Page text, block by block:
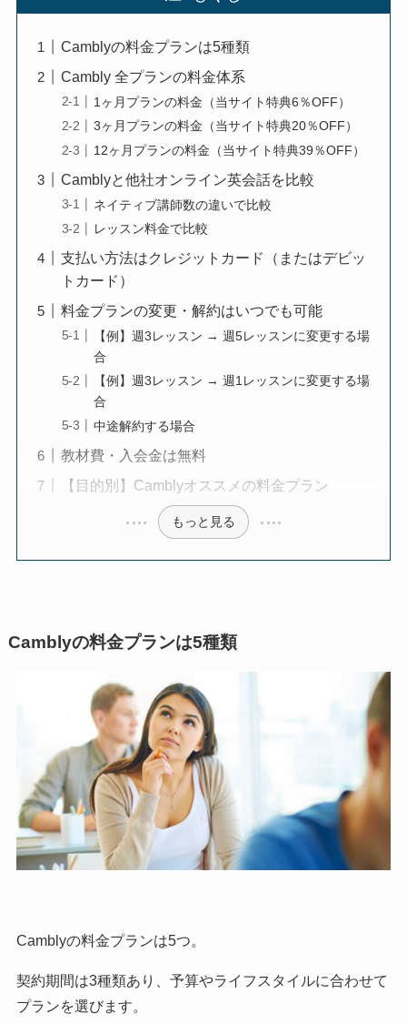
Camblyの料金プランは5種類
Cambly 全プランの料金体系
1ヶ月プランの料金（当サイト特典6％OFF）
3ヶ月プランの料金（当サイト特典20％OFF）
12ヶ月プランの料金（当サイト特典39％OFF）
Camblyと他社オンライン英会話を比較
ネイティブ講師数の違いで比較
レッスン料金で比較
支払い方法はクレジットカード（またはデビッ
トカード）
料金プランの変更・解約はいつでも可能
【例】週3レッスン → 週5レッスンに変更する場
合
【例】週3レッスン → 週1レッスンに変更する場
合
中途解約する場合
教材費・入会金は無料
【目的別】Camblyオススメの料金プラン
もっと見る
Camblyの料金プランは5種類
Camblyの料金プランは5つ。
契約期間は3種類あり、予算やライフスタイルに合わせて
プランを選びます。